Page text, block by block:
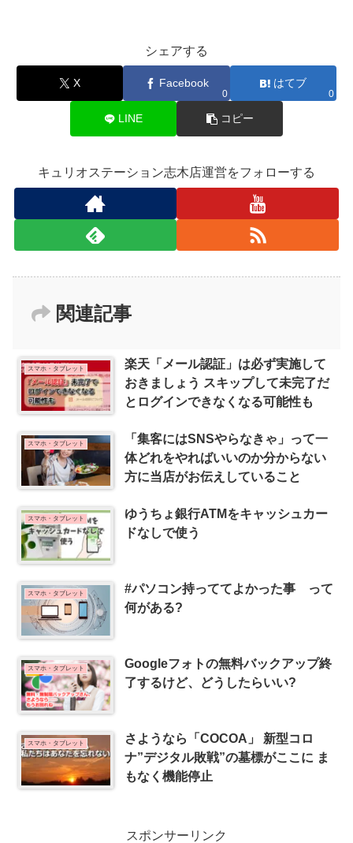
シェアする
X Facebook
0
はてブ
0
LINE コピー
キュリオステーション志木店運営をフォローする
関連記事
スマホ・タブレット
楽天「メール認証」は必ず実施して
おきましょう スキップして未完了だ
とログインできなくなる可能性も
スマホ・タブレット
「集客にはSNSやらなきゃ」って一
体どれをやればいいのか分からない
方に当店がお伝えしていること
スマホ・タブレット
ゆうちょ銀行ATMをキャッシュカー
ドなしで使う
スマホ・タブレット
#パソコン持っててよかった事 って
何がある?
スマホ・タブレット
Googleフォトの無料バックアップ終
了するけど、どうしたらいい?
スマホ・タブレット
さようなら「COCOA」 新型コロ
ナ”デジタル敗戦”の墓標がここに ま
もなく機能停止
スポンサーリンク